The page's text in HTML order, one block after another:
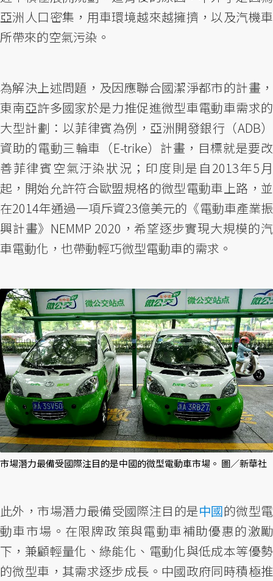
亞洲人口密集，用車環境越來越擁擠，以及汽機車
所帶來的空氣污染。
為解決上述問題，及因應聯合國潔淨都市的計畫，
東南亞許多國家於是力推促進微型車電動車需求的
大型計劃：以菲律賓為例，亞洲開發銀行（ADB）
資助的電動三輪車（E-trike）計畫，目標就是要改
善菲律賓空氣汙染狀況；印度則是自2013年5月
起，開始允許符合歐盟規格的微型電動車上路，並
在2014年通過一項斥資23億美元的《電動車產業振
興計畫》NEMMP 2020，希望逐步實現大規模的汽
車電動化，也帶動輕巧微型電動車的需求。
市場潛力最備受國際注目的是中國的微型電動車市場。 圖／新華社
此外，市場潛力最備受國際注目的是中國的微型電
動車市場。在限牌政策與電動車補助優惠的激勵
下，兼顧輕量化、綠能化、電動化與低成本等優勢
的微型車，其需求逐步成長。中國政府同時積極推